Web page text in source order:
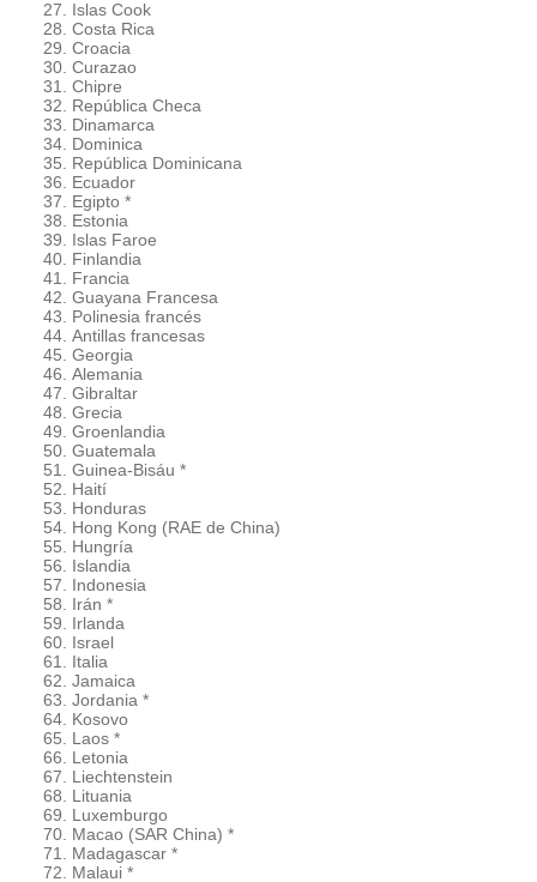
Islas Cook
Costa Rica
Croacia
Curazao
Chipre
República Checa
Dinamarca
Dominica
República Dominicana
Ecuador
Egipto *
Estonia
Islas Faroe
Finlandia
Francia
Guayana Francesa
Polinesia francés
Antillas francesas
Georgia
Alemania
Gibraltar
Grecia
Groenlandia
Guatemala
Guinea-Bisáu *
Haití
Honduras
Hong Kong (RAE de China)
Hungría
Islandia
Indonesia
Irán *
Irlanda
Israel
Italia
Jamaica
Jordania *
Kosovo
Laos *
Letonia
Liechtenstein
Lituania
Luxemburgo
Macao (SAR China) *
Madagascar *
Malaui *